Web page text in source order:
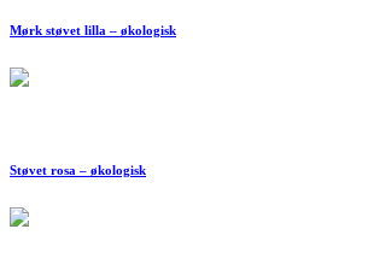
Mørk støvet lilla – økologisk
Støvet rosa – økologisk